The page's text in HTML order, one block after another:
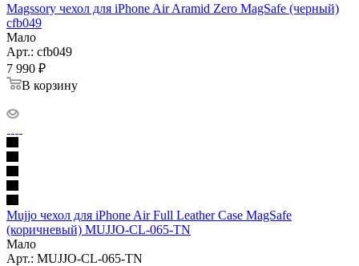
Magssory чехол для iPhone Air Aramid Zero MagSafe (черный)
cfb049
Мало
Арт.: cfb049
7 990 ₽
В корзину
Mujjo чехол для iPhone Air Full Leather Case MagSafe
(коричневый) MUJJO-CL-065-TN
Мало
Арт.: MUJJO-CL-065-TN